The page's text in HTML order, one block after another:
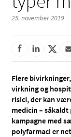
25. november 2019
Flere
virkning og
risici, der kan
medicin –
kampagne med
polyfarmaci er